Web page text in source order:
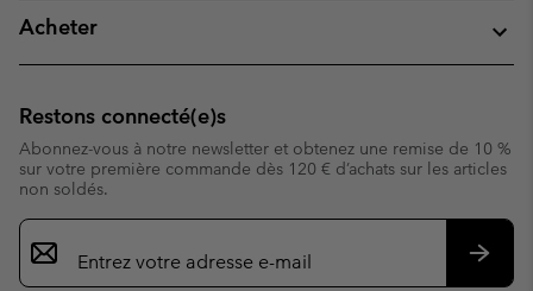
Acheter
Restons connecté(e)s
Abonnez-vous à notre newsletter et obtenez une remise de 10 %
sur votre première commande dès 120 € d’achats sur les articles
non soldés.
Inscription
par
e-